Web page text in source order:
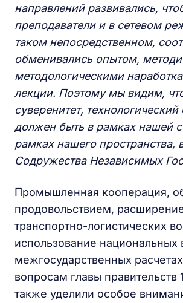
направлений развивались,
преподаватели и в сетевом
таком непосредственном,
обменивались опытом,
методологическими
лекции. Поэтому мы видим,
суверенитет, технологический
должен быть в рамках нашей
рамках нашего пространства,
Содружества Независимых
Промышленная кооперация,
продовольствием,
транспортно-логистических
использование национальных
межгосударственных
вопросам главы правительств
также уделили особое